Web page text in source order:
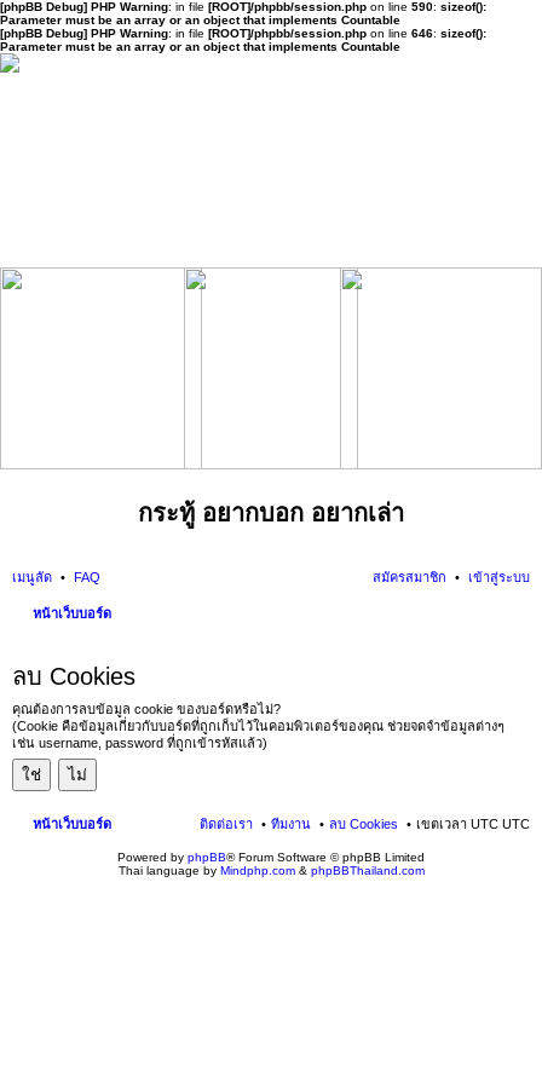
[phpBB Debug] PHP Warning: in file [ROOT]/phpbb/session.php on line 590: sizeof():
Parameter must be an array or an object that implements Countable
[phpBB Debug] PHP Warning: in file [ROOT]/phpbb/session.php on line 646: sizeof():
Parameter must be an array or an object that implements Countable
กระทู้ อยากบอก อยากเล่า
เมนูลัด FAQ เข้าสู่ระบบ
สมัครสมาชิก
หน้าเว็บบอร์ด
ลบ Cookies
คุณต้องการลบข้อมูล cookie ของบอร์ดหรือไม่?
(Cookie คือข้อมูลเกี่ยวกับบอร์ดที่ถูกเก็บไว้ในคอมพิวเตอร์ของคุณ ช่วยจดจำข้อมูลต่างๆ
เช่น username, password ที่ถูกเข้ารหัสแล้ว)
หน้าเว็บบอร์ด เขตเวลา UTC UTC
ลบ Cookies
ทีมงาน
ติดต่อเรา
Powered by phpBB® Forum Software © phpBB Limited
Thai language by Mindphp.com& phpBBThailand.com